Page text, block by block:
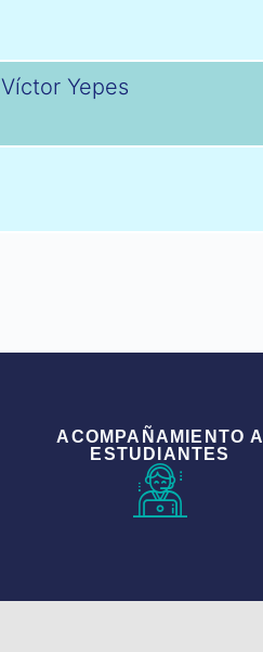
Víctor Yepes
ACOMPAÑAMIENTO A
ESTUDIANTES